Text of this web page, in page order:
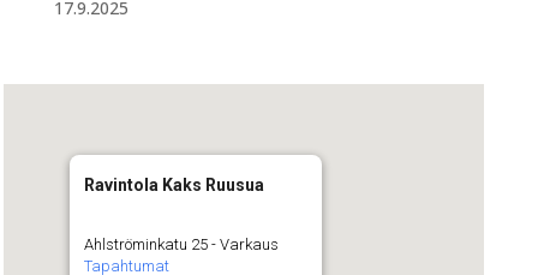
17.9.2025
Ravintola Kaks Ruusua
Ahlströminkatu 25 - Varkaus
Tapahtumat